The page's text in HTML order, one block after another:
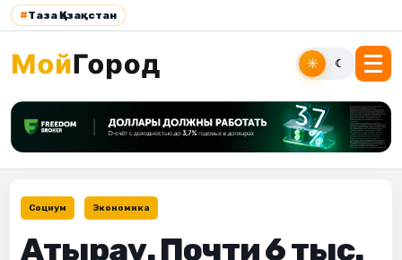
#Таза Қазақстан
☀ ☾
Социум Экономика
Атырау. Почти 6 тыс.